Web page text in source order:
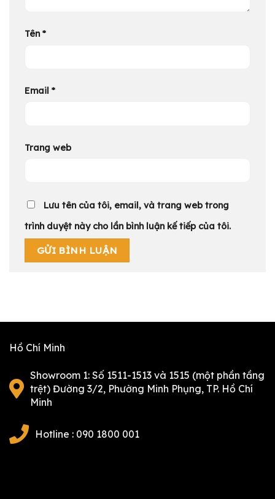
Tên *
Email *
Trang web
Lưu tên của tôi, email, và trang web trong
trình duyệt này cho lần bình luận kế tiếp của tôi.
Hồ Chí Minh
Showroom 1: Số 1511-1513 và 1515 (một phần tầng
trệt) Đường 3/2, Phường Minh Phụng, TP. Hồ Chí
Minh
Hotline : 090 1800 001